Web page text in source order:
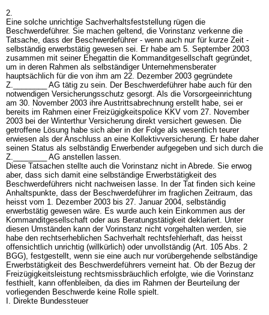
2.
Eine solche unrichtige Sachverhaltsfeststellung rügen die
Beschwerdeführer. Sie machen geltend, die Vorinstanz verkenne die
Tatsache, dass der Beschwerdeführer - wenn auch nur für kurze Zeit -
selbständig erwerbstätig gewesen sei. Er habe am 5. September 2003
zusammen mit seiner Ehegattin die Kommanditgesellschaft gegründet,
um in deren Rahmen als selbständiger Unternehmensberater
hauptsächlich für die von ihm am 22. Dezember 2003 gegründete
Z.________ AG tätig zu sein. Der Beschwerdeführer habe auch für den
notwendigen Versicherungsschutz gesorgt. Als die Vorsorgeeinrichtung
am 30. November 2003 ihre Austrittsabrechnung erstellt habe, sei er
bereits im Rahmen einer Freizügigkeitspolice KKV vom 27. November
2003 bei der Winterthur Versicherung direkt versichert gewesen. Die
getroffene Lösung habe sich aber in der Folge als wesentlich teurer
erwiesen als der Anschluss an eine Kollektivversicherung. Er habe daher
seinen Status als selbständig Erwerbender aufgegeben und sich durch die
Z.________ AG anstellen lassen.
Diese Tatsachen stellte auch die Vorinstanz nicht in Abrede. Sie erwog
aber, dass sich damit eine selbständige Erwerbstätigkeit des
Beschwerdeführers nicht nachweisen lasse. In der Tat finden sich keine
Anhaltspunkte, dass der Beschwerdeführer im fraglichen Zeitraum, das
heisst vom 1. Dezember 2003 bis 27. Januar 2004, selbständig
erwerbstätig gewesen wäre. Es wurde auch kein Einkommen aus der
Kommanditgesellschaft oder aus Beratungstätigkeit deklariert. Unter
diesen Umständen kann der Vorinstanz nicht vorgehalten werden, sie
habe den rechtserheblichen Sachverhalt rechtsfehlerhaft, das heisst
offensichtlich unrichtig (willkürlich) oder unvollständig (Art. 105 Abs. 2
BGG), festgestellt, wenn sie eine auch nur vorübergehende selbständige
Erwerbstätigkeit des Beschwerdeführers verneint hat. Ob der Bezug der
Freizügigkeitsleistung rechtsmissbräuchlich erfolgte, wie die Vorinstanz
festhielt, kann offenbleiben, da dies im Rahmen der Beurteilung der
vorliegenden Beschwerde keine Rolle spielt.
I. Direkte Bundessteuer